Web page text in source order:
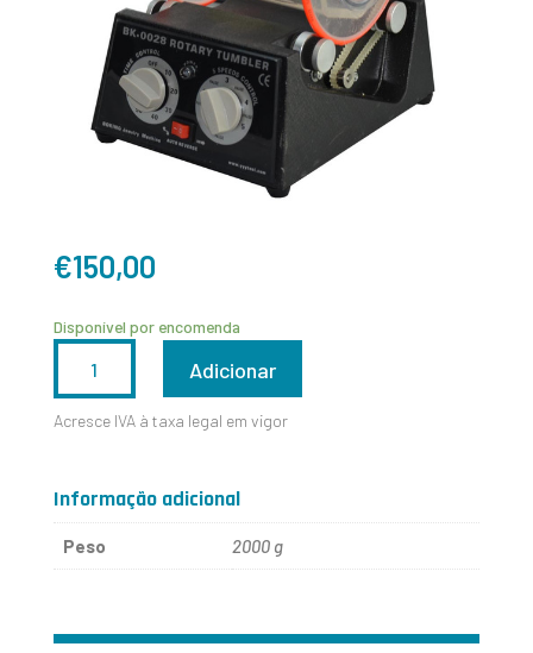
€150,00
Disponível por encomenda
DE
ROTATIVA
CT7241
Adicionar
Acresce IVA à taxa legal em vigor
Informação adicional
Peso 2000 g